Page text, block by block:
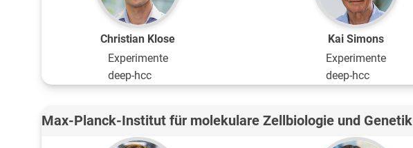
Christian Klose
Experimente
deep-hcc
Kai Simons
Experimente
deep-hcc
Max-Planck-Institut für molekulare Zellbiologie und Genetik